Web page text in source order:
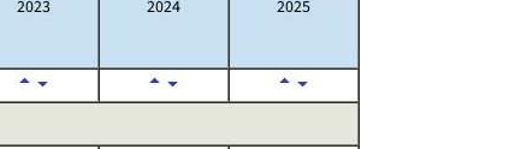
2023 2024 2025